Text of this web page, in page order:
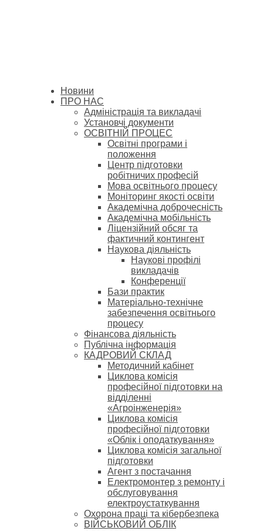
Новини
ПРО НАС
Адміністрація та викладачі
Установчі документи
ОСВІТНІЙ ПРОЦЕС
Освітні програми і
положення
Центр підготовки
робітничих професій
Мова освітнього процесу
Моніторинг якості освіти
Академічна доброчесність
Академічна мобільність
Ліцензійний обсяг та
фактичний контингент
Наукова діяльність
Наукові профілі
викладачів
Конференції
Бази практик
Матеріально-технічне
забезпечення освітнього
процесу
Фінансова діяльність
Публічна інформація
КАДРОВИЙ СКЛАД
Методичний кабінет
Циклова комісія
професійної підготовки на
відділенні
«Агроінженерія»
Циклова комісія
професійної підготовки
«Облік і оподаткування»
Циклова комісія загальної
підготовки
Агент з постачання
Електромонтер з ремонту і
обслуговування
електроустаткування
Охорона праці та кібербезпека
ВІЙСЬКОВИЙ ОБЛІК